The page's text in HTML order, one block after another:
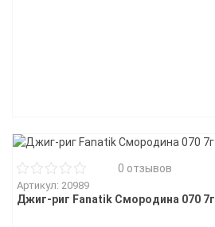
0 отзывов
Артикул: 20989
Джиг-риг Fanatik Смородина 070 7г